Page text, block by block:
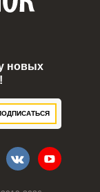
новых